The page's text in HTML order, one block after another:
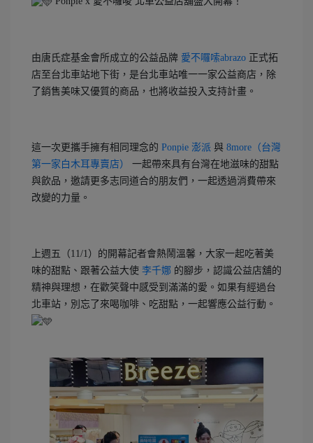
由唐氏症基金會所成立的公益品牌 愛不囉嗦abrazo 正式拓
店至台北車站地下街，是台北車站唯一一家公益商店，除
了銷售美味又優質的商品，也將收益投入支持計畫。
這一次更攜手擁有相同理念的 Ponpie 澎派 與 8more（台灣
第一家白木耳專賣店）
一起帶來具有台灣在地滋味的甜點
與飲品，邀請更多志同道合的朋友們，一起透過消費帶來
改變的力量。
上週五（11/1）的開幕記者會熱鬧溫馨，大家一起吃著美
味的甜點、跟著公益大使 李千娜 的腳步，認識公益店舖的
精神與理想，在歡笑聲中感受到滿滿的愛。如果有經過台
北車站，別忘了來喝咖啡、吃甜點，一起響應公益行動。